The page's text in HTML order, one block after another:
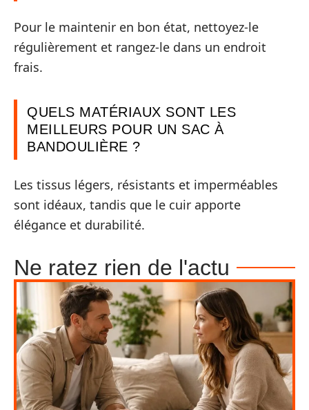
Pour le maintenir en bon état, nettoyez-le
régulièrement et rangez-le dans un endroit
frais.
QUELS MATÉRIAUX SONT LES
MEILLEURS POUR UN SAC À
BANDOULIÈRE ?
Les tissus légers, résistants et imperméables
sont idéaux, tandis que le cuir apporte
élégance et durabilité.
Ne ratez rien de l'actu